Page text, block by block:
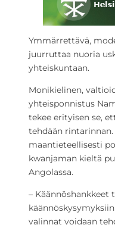
Ymmärrettävä,
juurruttaa nuoria
yhteiskuntaan.
Monikielinen,
yhteisponnistus
tekee erityisen se,
tehdään
maantieteellisesti
kwanjaman kieltä
Angolassa.
– Käännöshankkeet
valinnat voidaan